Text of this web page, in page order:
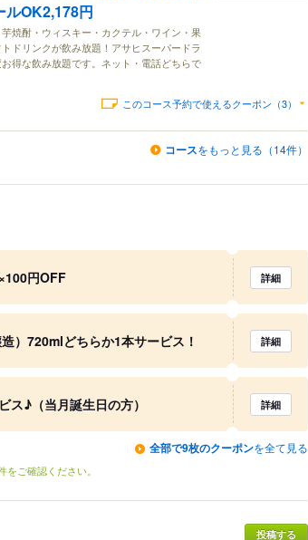
ルOK2,178円
焼酎・ウィスキー・カクテル・ワイン・果
ドリンクが飲み放題！アサヒスーパードラ
得な飲み放題です。ネット・電話どちらで
このコース予約で使えるクーポン（3）
コースをもっと見る（14件）
円OFF 詳細
）720mlどちらか1本サービス！ 詳細
ス♪（当月誕生日の方） 詳細
全部で9枚のクーポンを全て見る
ご確認ください。
投稿する